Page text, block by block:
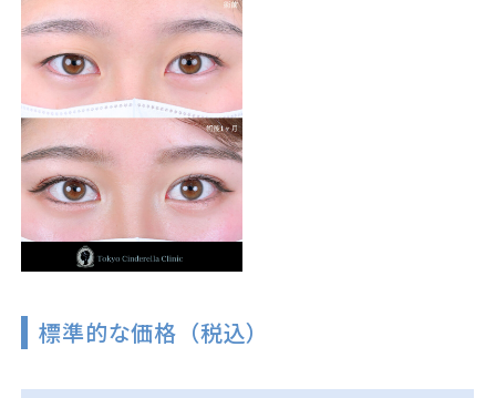
標準的な価格（税込）